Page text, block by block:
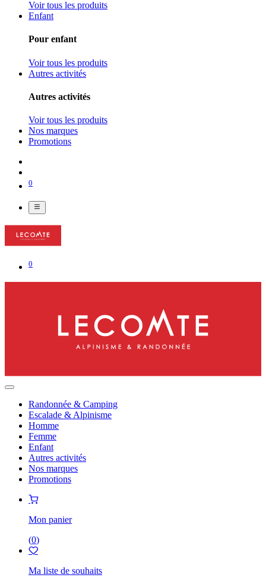
Voir tous les produits
Enfant
Pour enfant
Voir tous les produits
Autres activités
Autres activités
Voir tous les produits
Nos marques
Promotions
0
0
Randonnée & Camping
Escalade & Alpinisme
Homme
Femme
Enfant
Autres activités
Nos marques
Promotions
Mon panier
(0)
Ma liste de souhaits